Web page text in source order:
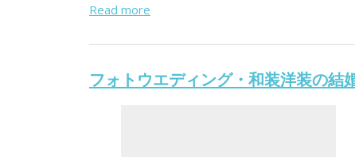
Read more
フォトウエディング・和装洋装の